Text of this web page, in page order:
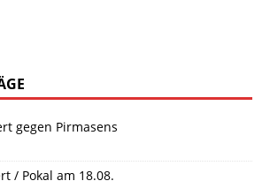
gegen Pirmasens
/ Pokal am 18.08.